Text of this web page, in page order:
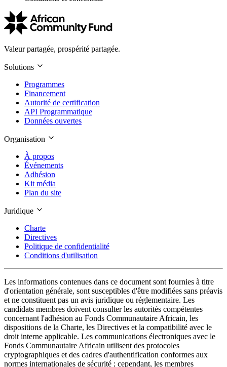
Valeur partagée, prospérité partagée.
Solutions
Programmes
Financement
Autorité de certification
API Programmatique
Données ouvertes
Organisation
À propos
Événements
Adhésion
Kit média
Plan du site
Juridique
Charte
Directives
Politique de confidentialité
Conditions d'utilisation
Les informations contenues dans ce document sont fournies à titre
d'orientation générale, sont susceptibles d'être modifiées sans préavis
et ne constituent pas un avis juridique ou réglementaire. Les
candidats membres doivent consulter les autorités compétentes
concernant l'adhésion au Fonds Communautaire Africain, les
dispositions de la Charte, les Directives et la compatibilité avec le
droit interne applicable. Les communications électroniques avec le
Fonds Communautaire Africain utilisent des protocoles
cryptographiques et des cadres d'authentification conformes aux
normes internationales de sécurité ; cependant, les membres